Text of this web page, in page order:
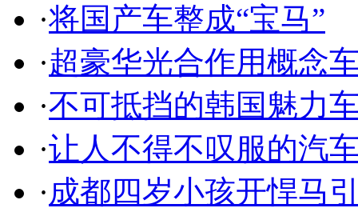
·将国产车整成“宝马”
·超豪华光合作用概念
·不可抵挡的韩国魅力
·让人不得不叹服的汽
·成都四岁小孩开悍马